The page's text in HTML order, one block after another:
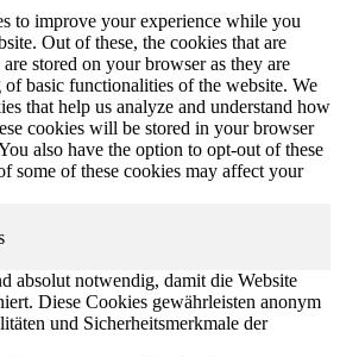
to improve your experience while you
Out of these, the cookies that are
are stored on your browser as they are
basic functionalities of the website. We
that help us analyze and understand how
cookies will be stored in your browser
also have the option to opt-out of these
some of these cookies may affect your
absolut notwendig, damit die Website
Diese Cookies gewährleisten anonym
und Sicherheitsmerkmale der